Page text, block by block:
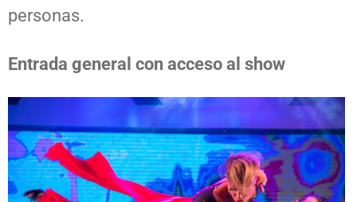
personas.
Entrada general con acceso al show